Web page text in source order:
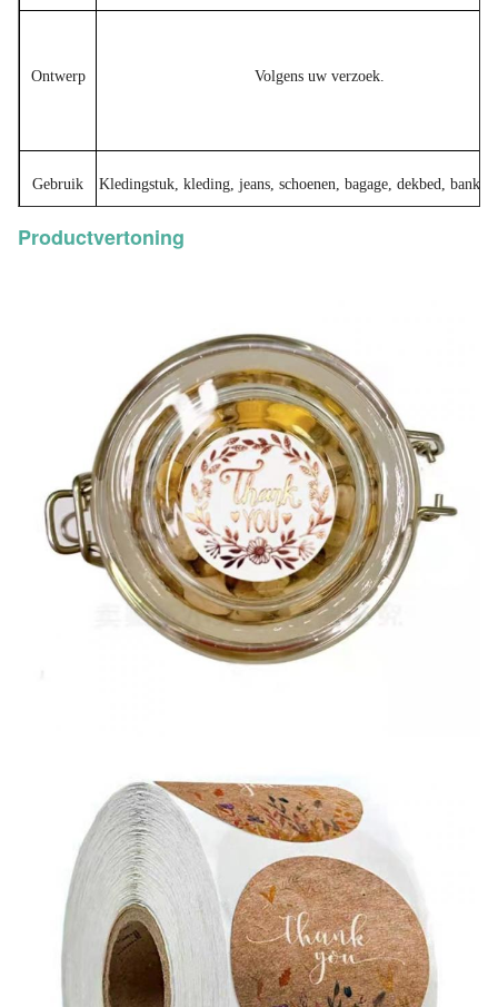
Ontwerp Volgens uw verzoek.
Gebruik Kledingstuk, kleding, jeans, schoenen, bagage, dekbed, bank,
Elk van onze producten worden goedgekeurd door ISO
Productvertoning